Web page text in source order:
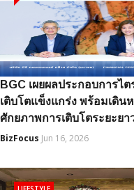
BGC เผยผลประกอบการไ
เติบโตแข็งแกร่ง พร้อมเดิน
ศักยภาพการเติบโตระยะยา
BizFocus Jun 16, 2026